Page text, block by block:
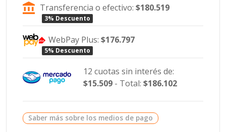
Transferencia o efectivo:$180.519
3% Descuento
WebPay Plus:$176.797
5% Descuento
12 cuotas sin interés de:
$15.509- Total: $186.102
Saber más sobre los medios de pago